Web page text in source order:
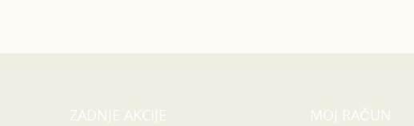
ZADNJE AKCIJE MOJ RAČUN